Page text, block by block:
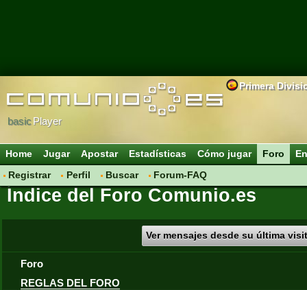
Primera
basicPlayer
Home Jugar Apostar Estadísticas Cómo jugar
Foro
Registrar
Perfil Buscar Forum-FAQ
Índice del Foro Comunio.es
Ver mensajes desde su última
Foro
REGLAS DEL FORO